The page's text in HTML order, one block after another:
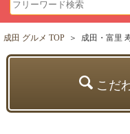
成田 グルメ TOP ＞ 成田・富里
こだ